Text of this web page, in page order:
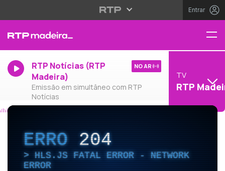
Entrar
RTP Notícias (RTP
Madeira)
Emissão em simultâneo com RTP
Notícias
NO AR
TV
RTP
ERRO204
HLS.JS FATAL ERROR - NETWORK
ERROR